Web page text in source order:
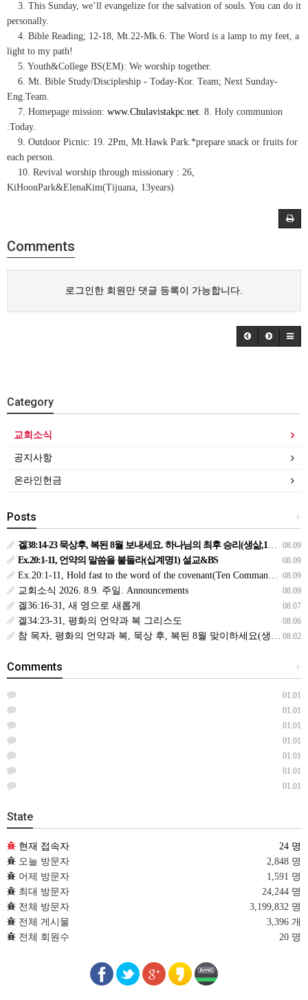
3. This Sunday, we’ll evangelize for the salvation of souls. You can do it
personally.
4. Bible Reading; 12-18, Mt.22-Mk.6. The Word is a lamp to my feet, a
light to my path!
5. Youth&College BS(EM): We worship together.
6. Mt. Bible Study/Discipleship - Today-Kor. Team; Next Sunday-
Eng.Team.
7. Homepage mission: www.Chulavistakpc.net. 8. Holy communion
:Today.
9. Outdoor Picnic: 19. 2Pm, Mt.Hawk Park.*prepare snack or fruits for
each person.
10. Revival worship through missionary : 26,
KiHoonPark&ElenaKim(Tijuana, 13years)
Comments
로그인한 회원만 댓글 등록이 가능합니다.
Category
교회소식
공지사항
온라인헌금
+
Posts
08.09
겔38:14-23 묵상후, 복된 8월 보내세요. 하나님의 최후 승리(생삶,11,화) *예수생명 내생명 우리생명!
08.09
Ex.20:1-11, 언약의 말씀을 붙들라(십계명1) 설교&BS
08.09
Ex.20:1-11, Hold fast to the word of the covenant(Ten Commandments 1):Sermon & BS
08.09
교회소식 2026. 8.9. 주일. Announcements
08.07
겔36:16-31, 새 영으로 새롭게
08.06
겔34:23-31, 평화의 언약과 복 그리스도
08.02
참 목자, 평화의 언약과 복, 묵상 후, 복된 8월 맞이하세요(생삶,3,월) *예수생명 내생명 우리생명!
+
Comments
01.01
01.01
01.01
01.01
01.01
01.01
01.01
State
현재 접속자
24 명
오늘 방문자
2,848 명
어제 방문자
1,591 명
최대 방문자
24,244 명
전체 방문자
3,199,832 명
전체 게시물
3,396 개
전체 회원수
20 명